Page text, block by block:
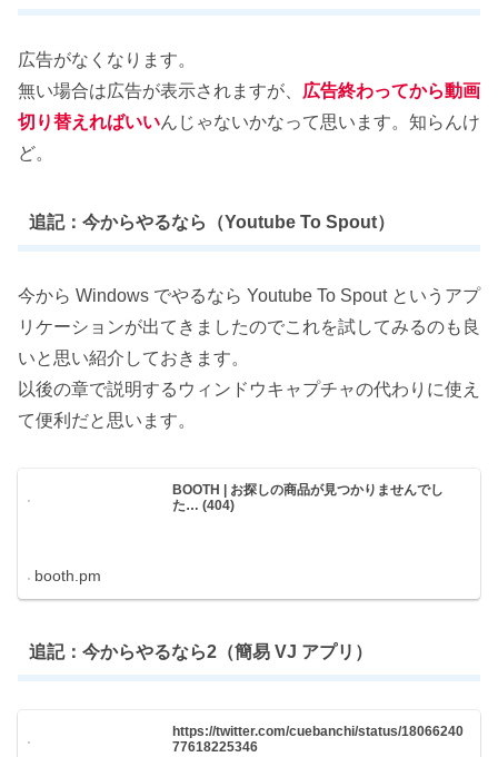
広告がなくなります。
無い場合は広告が表示されますが、 広告終わってから動画
切り替えればいいんじゃないかなって思います。知らんけ
ど。
追記：今からやるなら（Youtube To Spout）
今から Windows でやるなら Youtube To Spout というアプ
リケーションが出てきましたのでこれを試してみるのも良
いと思い紹介しておきます。
以後の章で説明するウィンドウキャプチャの代わりに使え
て便利だと思います。
BOOTH | お探しの商品が見つかりませんでし
た… (404)
booth.pm
追記：今からやるなら2（簡易 VJ アプリ）
https://twitter.com/cuebanchi/status/18066240
77618225346